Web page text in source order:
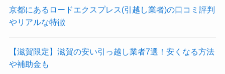
京都にあるロードエクスプレス(引越し業者)の口コミ評判
やリアルな特徴
【滋賀限定】滋賀の安い引っ越し業者7選！安くなる方法
や補助金も